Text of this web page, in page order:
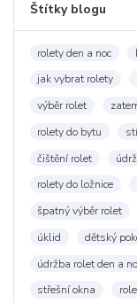
Štítky blogu
rolety den a noc
jak vybrat rolety
výběr rolet
rolety do bytu
čištění rolet
rolety do ložnice
špatný výběr rolet
úklid
dětský
údržba rolet den a
střešní okna